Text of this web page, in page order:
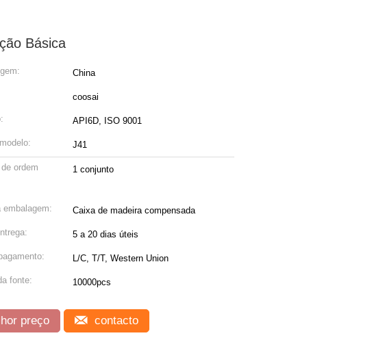
Básica
China
coosai
API6D, ISO 9001
J41
ordem
1 conjunto
embalagem: Caixa de madeira compensada
5 a 20 dias úteis
L/C, T/T, Western Union
fonte: 10000pcs
preço contacto